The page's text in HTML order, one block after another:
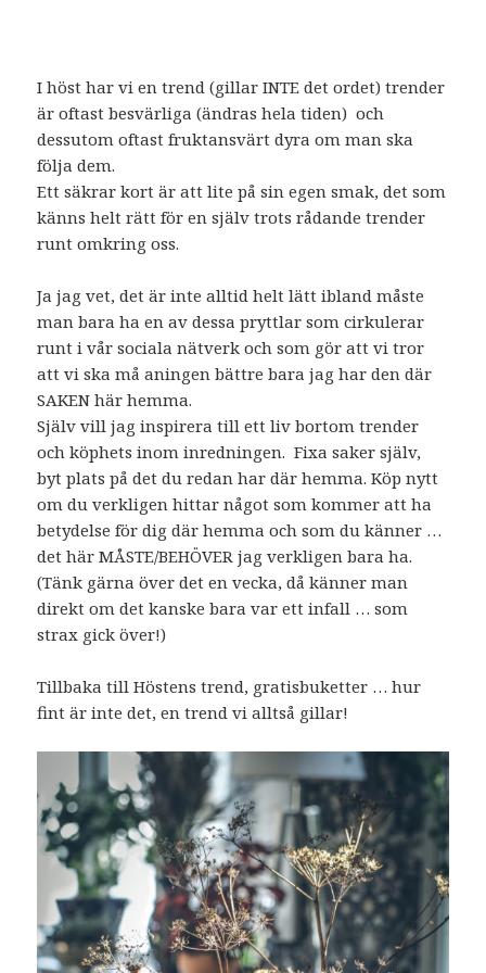
I höst har vi en trend (gillar INTE det ordet) trender
är oftast besvärliga (ändras hela tiden) och
dessutom oftast fruktansvärt dyra om man ska
följa dem.
Ett säkrar kort är att lite på sin egen smak, det som
känns helt rätt för en själv trots rådande trender
runt omkring oss.
Ja jag vet, det är inte alltid helt lätt ibland måste
man bara ha en av dessa pryttlar som cirkulerar
runt i vår sociala nätverk och som gör att vi tror
att vi ska må aningen bättre bara jag har den där
SAKEN här hemma.
Själv vill jag inspirera till ett liv bortom trender
och köphets inom inredningen. Fixa saker själv,
byt plats på det du redan har där hemma. Köp nytt
om du verkligen hittar något som kommer att ha
betydelse för dig där hemma och som du känner …
det här MÅSTE/BEHÖVER jag verkligen bara ha.
(Tänk gärna över det en vecka, då känner man
direkt om det kanske bara var ett infall … som
strax gick över!)
Tillbaka till Höstens trend, gratisbuketter … hur
fint är inte det, en trend vi alltså gillar!